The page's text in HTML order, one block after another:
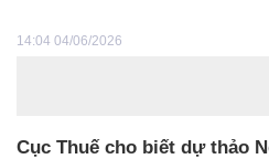
14:04 04/06/2026
Cục Thuế cho biết dự thảo